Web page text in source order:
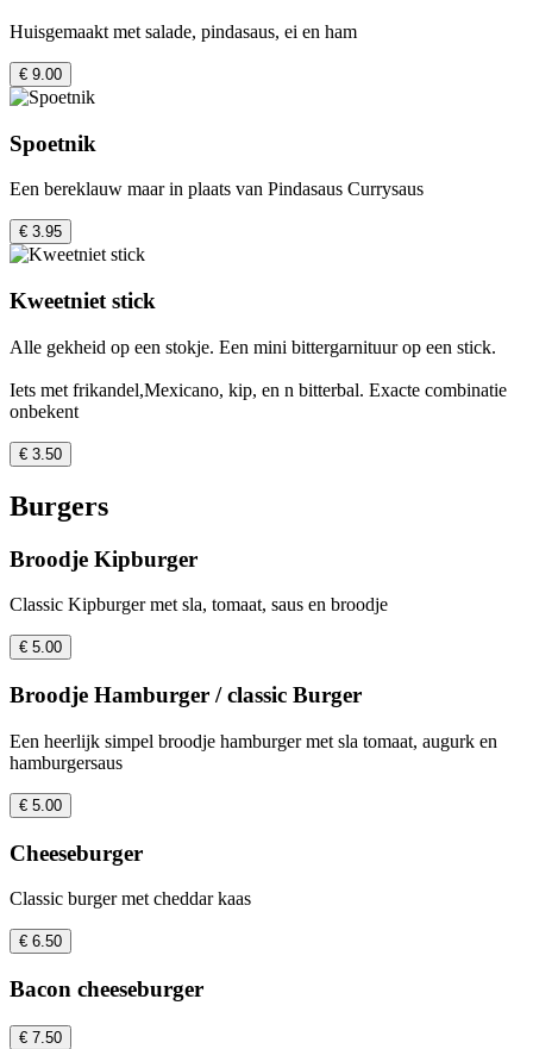
Huisgemaakt met salade, pindasaus, ei en ham
€ 9.00
Spoetnik
Een bereklauw maar in plaats van Pindasaus Currysaus
€ 3.95
Kweetniet stick
Alle gekheid op een stokje. Een mini bittergarnituur op een stick.
Iets met frikandel,Mexicano, kip, en n bitterbal. Exacte combinatie
onbekent
€ 3.50
Burgers
Broodje Kipburger
Classic Kipburger met sla, tomaat, saus en broodje
€ 5.00
Broodje Hamburger / classic Burger
Een heerlijk simpel broodje hamburger met sla tomaat, augurk en
hamburgersaus
€ 5.00
Cheeseburger
Classic burger met cheddar kaas
€ 6.50
Bacon cheeseburger
€ 7.50